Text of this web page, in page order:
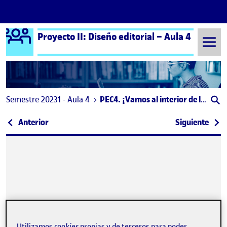
Saltar al contenido
Logo Ágora
Proyecto II: Diseño editorial – Aula 4
Semestre 20231 - Aula 4 PEC4. ¡Vamos al interior de la publicación!
Navegación de entradas
Anterior: RETO 4: ¡Vamos al interior de la publicación!
Siguiente:
Publicado por